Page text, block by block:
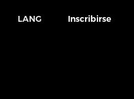
LANG Inscribirse